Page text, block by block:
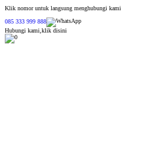
Klik nomor untuk langsung menghubungi kami
085 333 999 888
Hubungi kami,klik disini
0